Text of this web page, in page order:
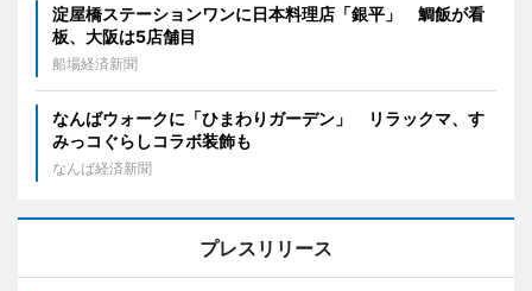
淀屋橋ステーションワンに日本料理店「銀平」 鯛飯が看
板、大阪は5店舗目
船場経済新聞
なんばウォークに「ひまわりガーデン」 リラックマ、す
みっコぐらしコラボ装飾も
なんば経済新聞
プレスリリース